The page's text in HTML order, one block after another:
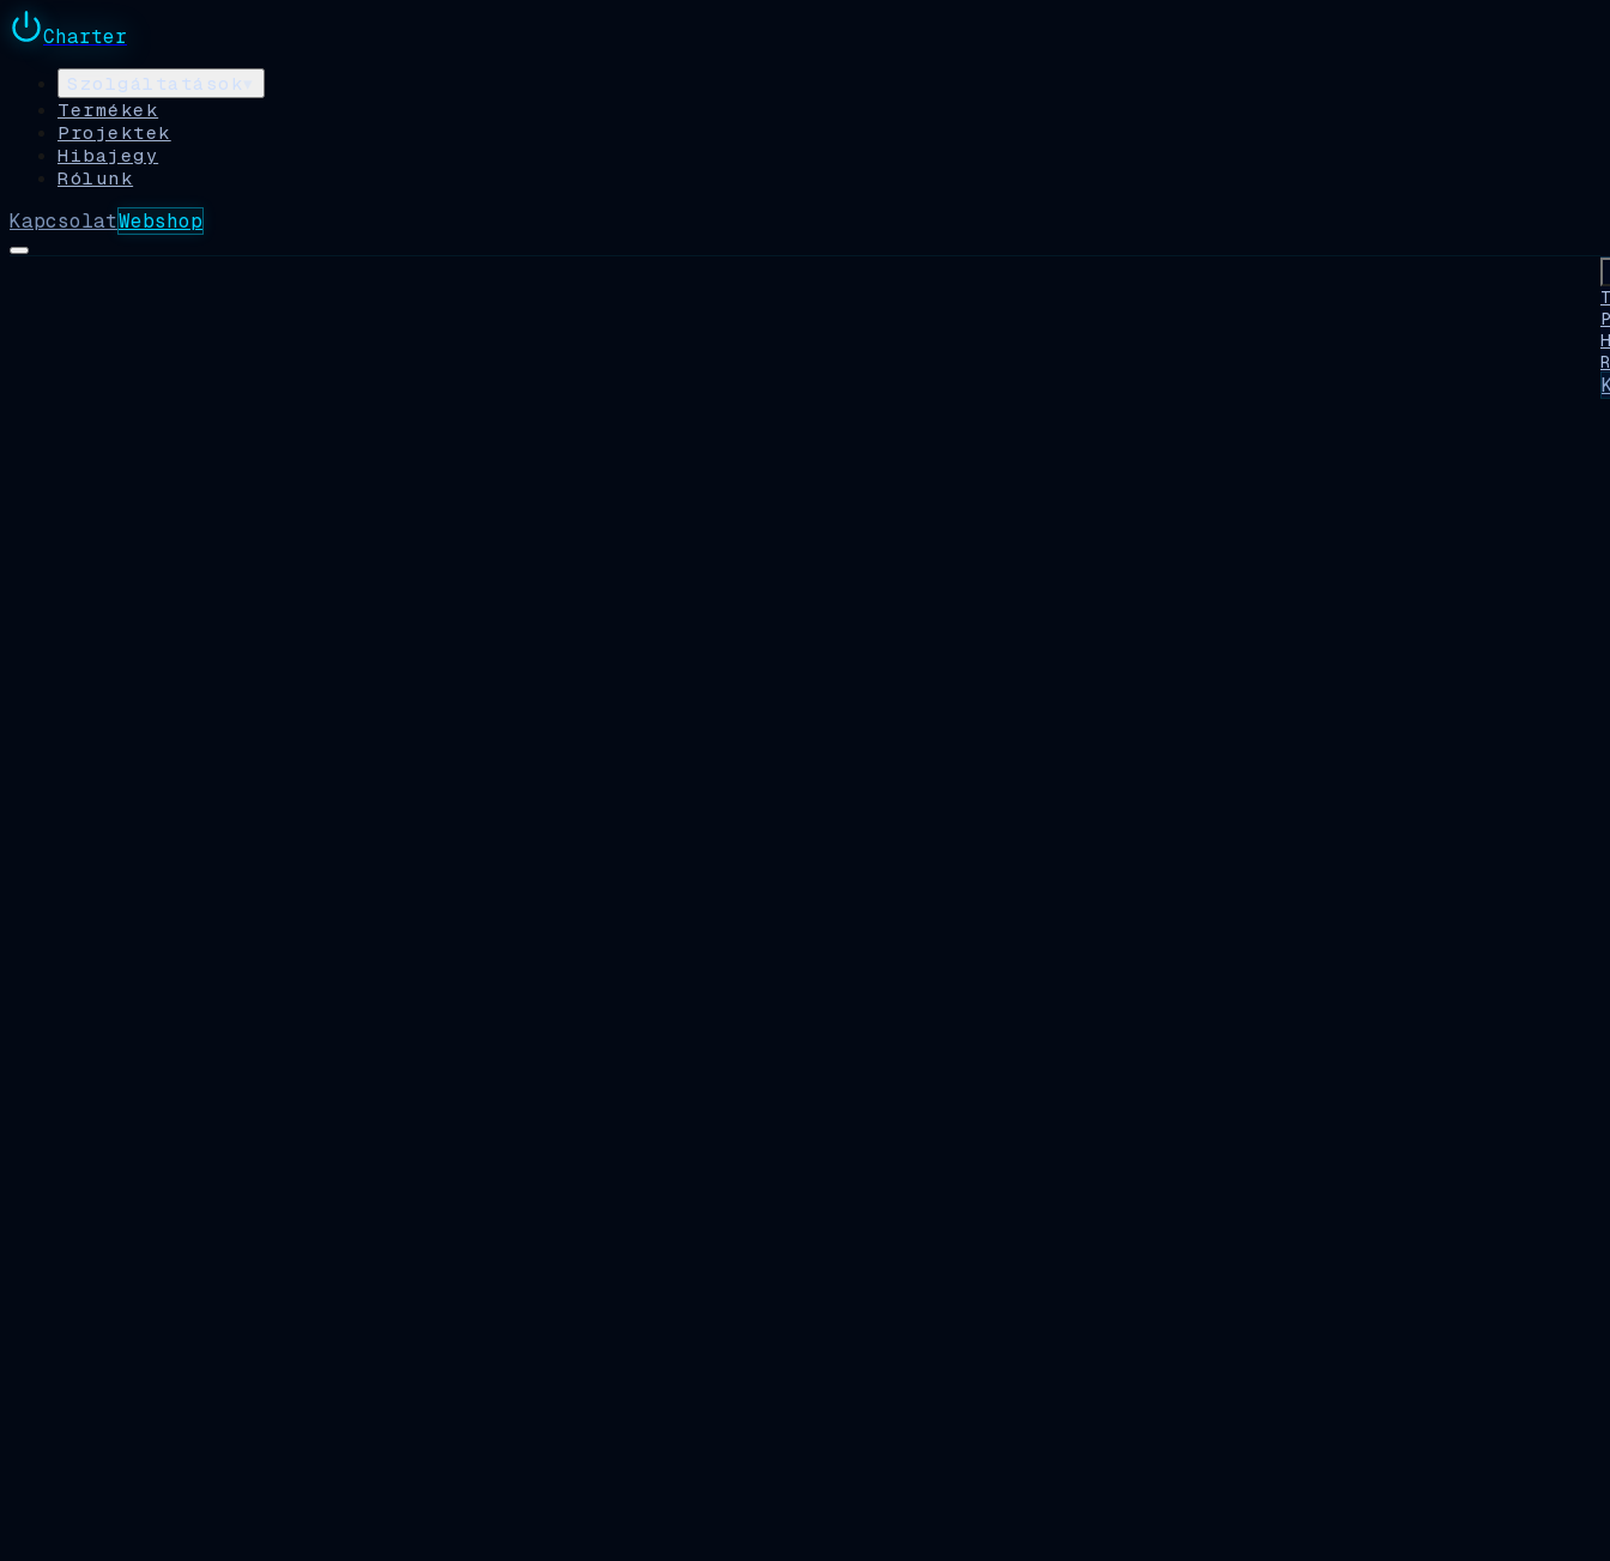
Charter
Szolgáltatások
Termékek
Projektek
Hibajegy
Rólunk
KapcsolatWebshop